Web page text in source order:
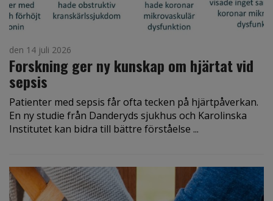
den 14 juli 2026
Forskning ger ny kunskap om hjärtat vid
sepsis
Patienter med sepsis får ofta tecken på hjärtpåverkan.
En ny studie från Danderyds sjukhus och Karolinska
Institutet kan bidra till bättre förståelse ...